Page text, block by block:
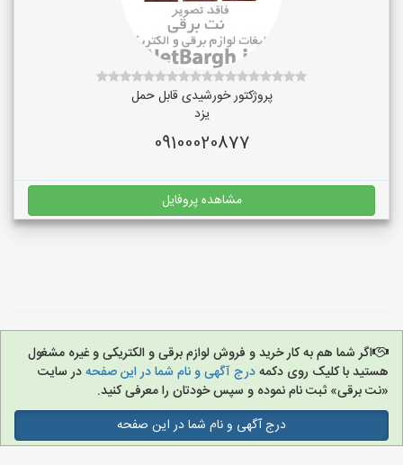
پروژکتور خورشیدی قابل حمل
یزد
09100020877
مشاهده پروفایل
اگر شما هم به کار خرید و فروش لوازم برقی و الکتریکی و غیره مشغول
هستید با کلیک روی دکمهدرج آگهی و نام شما در این صفحهدر سایت
«نت برقی» ثبت نام نموده و سپس خودتان را معرفی کنید.
درج آگهی و نام شما در این صفحه